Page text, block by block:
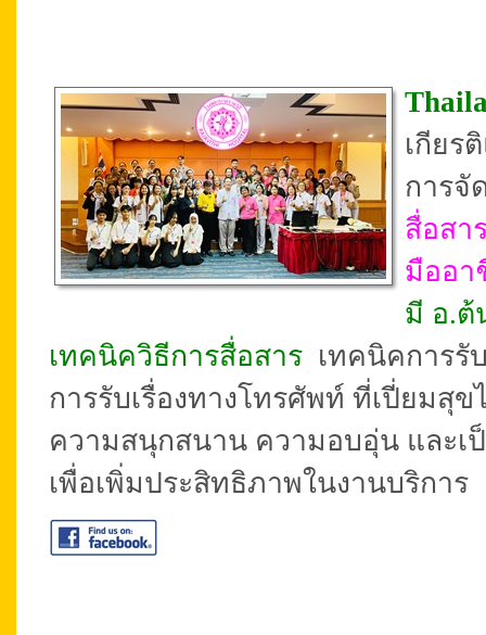
เกียร
การจั
สื่อสา
มืออ
มี อ.ต้
เทคนิควิธีการสื่อสาร เทคนิคการรั
การรับเรื่องทางโทรศัพท์ ที่เปี่ยมสุ
ความสนุกสนาน ความอบอุ่น และ
เพื่อเพิ่มประสิทธิภาพในงานบริการ